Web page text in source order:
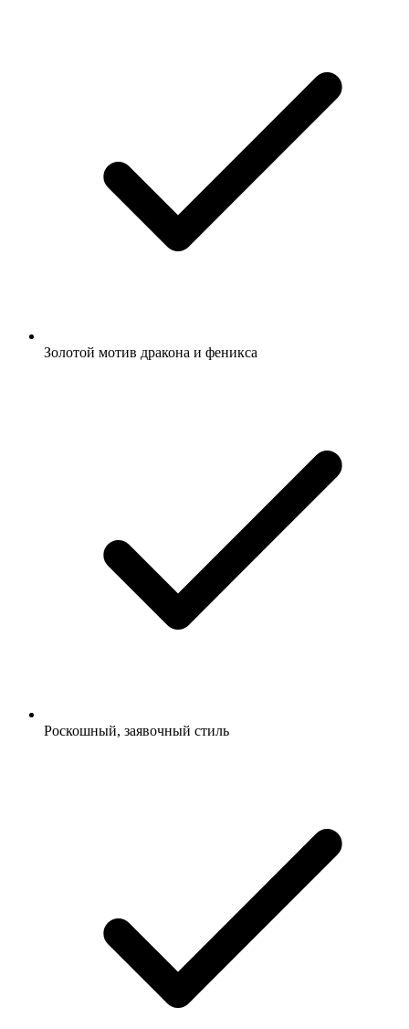
Золотой мотив дракона и феникса
Роскошный, заявочный стиль